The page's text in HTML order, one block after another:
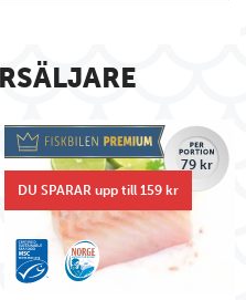
79 kr
DU SPARAR upp till 159 kr